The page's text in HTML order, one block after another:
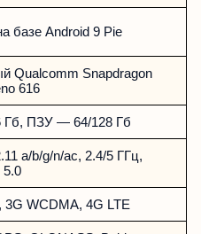
базе Android 9 Pie
Qualcomm Snapdragon
616
ПЗУ — 64/128 Гб
a/b/g/n/ac, 2.4/5 ГГц,
5.0
3G WCDMA, 4G LTE